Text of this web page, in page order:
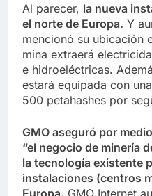
Al parecer, la nueva
el norte de Europa. Y
mencionó su ubicación
mina extraerá
e hidroeléctricas.
estará equipada con
500 petahashes por
GMO aseguró por
“el negocio de minería
la tecnología existente
instalaciones (centros
Europa. GMO Internet